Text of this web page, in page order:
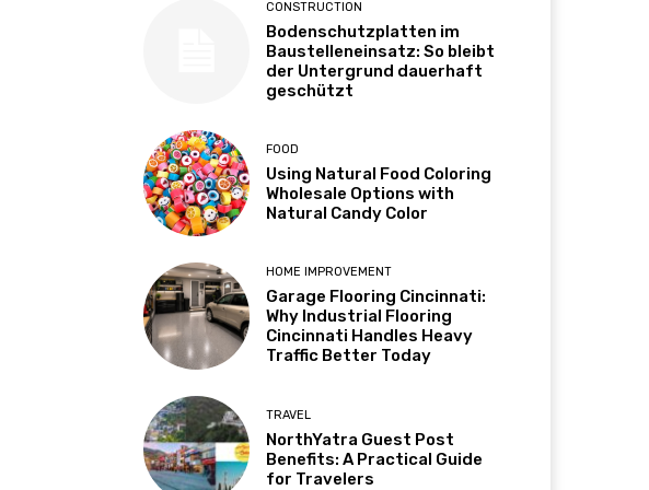
CONSTRUCTION
Bodenschutzplatten im
Baustelleneinsatz: So bleibt
der Untergrund dauerhaft
geschützt
FOOD
Using Natural Food Coloring
Wholesale Options with
Natural Candy Color
HOME IMPROVEMENT
Garage Flooring Cincinnati:
Why Industrial Flooring
Cincinnati Handles Heavy
Traffic Better Today
TRAVEL
NorthYatra Guest Post
Benefits: A Practical Guide
for Travelers